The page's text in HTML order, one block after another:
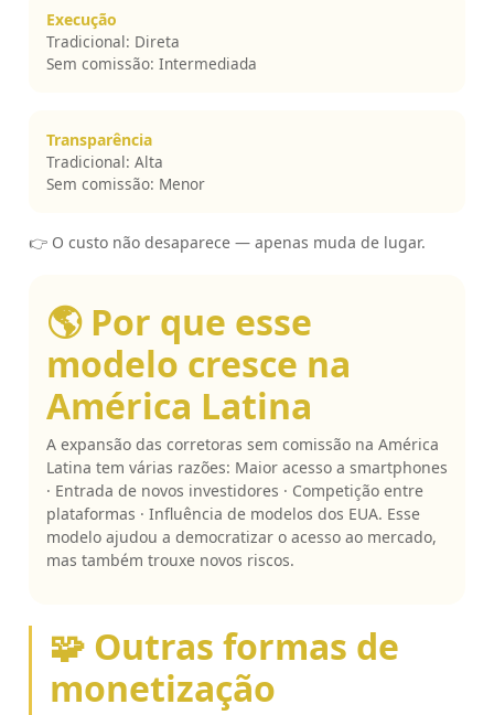
Execução
Tradicional: Direta
Sem comissão: Intermediada
Transparência
Tradicional: Alta
Sem comissão: Menor
👉 O custo não desaparece — apenas muda de lugar.
🌎 Por que esse
modelo cresce na
América Latina
A expansão das corretoras sem comissão na América
Latina tem várias razões: Maior acesso a smartphones
· Entrada de novos investidores · Competição entre
plataformas · Influência de modelos dos EUA. Esse
modelo ajudou a democratizar o acesso ao mercado,
mas também trouxe novos riscos.
🧩 Outras formas de
monetização